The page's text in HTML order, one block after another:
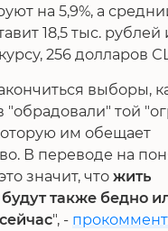
на 5,9%, а
18,5 тыс. рублей
256 долларов
выборы,
"обрадовали" той
им обещает
В переводе на
значит, что жить
также бедно
", -